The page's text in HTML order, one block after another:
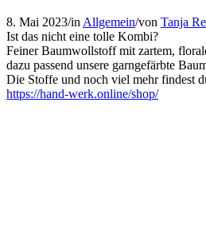
8. Mai 2023/in Allgemein/von Tanja
Ist das nicht eine tolle Kombi?
Feiner Baumwollstoff mit zartem,
dazu passend unsere garngefärbte
Die Stoffe und noch viel mehr findest
https://hand-werk.online/shop/